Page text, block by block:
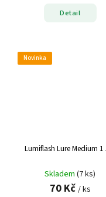
Detail
Novinka
Lumiflash Lure Medium 1
Skladem (7 ks)
70 Kč / ks